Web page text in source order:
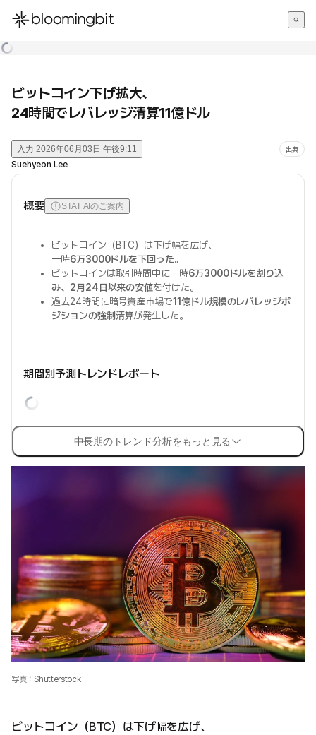
한국어
ビットコイン下げ拡大、
24時間でレバレッジ清算11億ドル
入力 2026年06月03日 午後9:11 出典
Suehyeon Lee
概要 STAT AIのご案内
ビットコイン（BTC）は下げ幅を広げ、
一時6万3000ドルを下回った。
ビットコインは取引時間中に一時6万3000ドルを割り込
み、2月24日以来の安値を付けた。
過去24時間に暗号資産市場で11億ドル規模のレバレッジポ
ジションの強制清算が発生した。
期間別予測トレンドレポート
中長期のトレンド分析をもっと見る
写真：Shutterstock
ビットコイン（BTC）は下げ幅を広げ、